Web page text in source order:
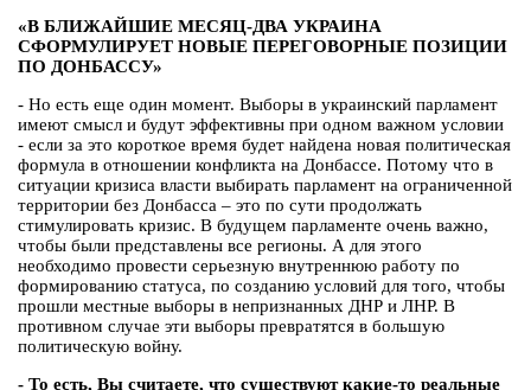
«В БЛИЖАЙШИЕ МЕСЯЦ-ДВА УКРАИНА
СФОРМУЛИРУЕТ НОВЫЕ ПЕРЕГОВОРНЫЕ ПОЗИЦИИ
ПО ДОНБАССУ»
- Но есть еще один момент. Выборы в украинский парламент
имеют смысл и будут эффективны при одном важном условии
- если за это короткое время будет найдена новая политическая
формула в отношении конфликта на Донбассе. Потому что в
ситуации кризиса власти выбирать парламент на ограниченной
территории без Донбасса – это по сути продолжать
стимулировать кризис. В будущем парламенте очень важно,
чтобы были представлены все регионы. А для этого
необходимо провести серьезную внутреннюю работу по
формированию статуса, по созданию условий для того, чтобы
прошли местные выборы в непризнанных ДНР и ЛНР. В
противном случае эти выборы превратятся в большую
политическую войну.
- То есть, Вы считаете, что существуют какие-то реальные